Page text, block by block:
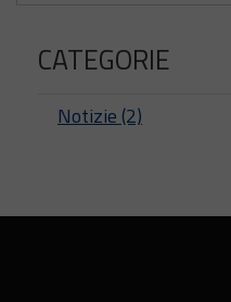
CATEGORIE
Notizie (2)